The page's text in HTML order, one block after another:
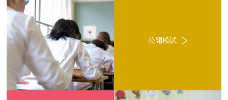
公開模試